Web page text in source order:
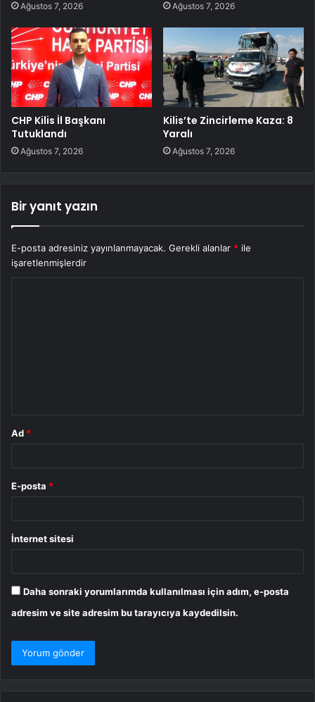
Ağustos 7, 2026 Ağustos 7, 2026
CHP Kilis İl Başkanı
Tutuklandı
Ağustos 7, 2026
Kilis’te Zincirleme Kaza: 8
Yaralı
Ağustos 7, 2026
Bir yanıt yazın
E-posta adresiniz yayınlanmayacak. Gerekli alanlar * ile
işaretlenmişlerdir
Ad *
E-posta *
İnternet sitesi
Daha sonraki yorumlarımda kullanılması için adım, e-posta
adresim ve site adresim bu tarayıcıya kaydedilsin.